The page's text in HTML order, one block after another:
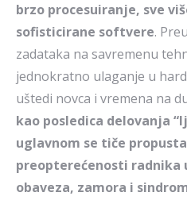
brzo procesuiranje, sve
sofisticirane softvere.
zadataka na savremenu
jednokratno ulaganje u
uštedi novca i vremena na
kao posledica delovanja
uglavnom se tiče
preopterećenosti radnika
obaveza, zamora i